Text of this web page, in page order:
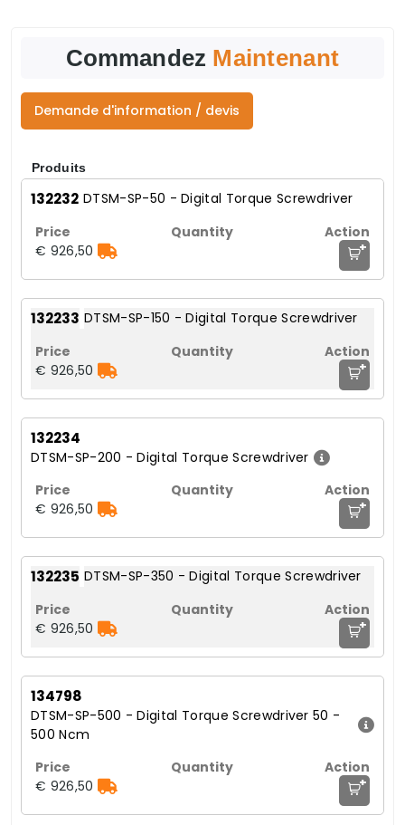
Commandez Maintenant
Demande d'information / devis
Produits
132232 DTSM-SP-50 - Digital Torque Screwdriver
€ 926,50 +
132233 DTSM-SP-150 - Digital Torque Screwdriver
€ 926,50 +
132234
DTSM-SP-200 - Digital Torque Screwdriver
€ 926,50 +
132235 DTSM-SP-350 - Digital Torque Screwdriver
€ 926,50 +
134798
DTSM-SP-500 - Digital Torque Screwdriver 50 -
500 Ncm
€ 926,50 +